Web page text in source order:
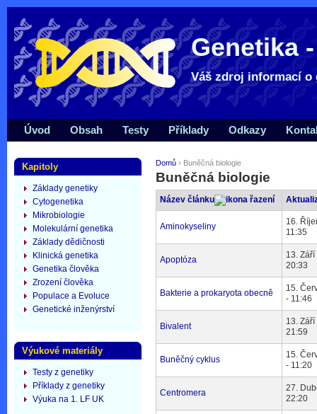
Genetika
Váš zdroj informací o
Domů › Buněčná biologie
Buněčná biologie
Název článku
Aminokyseliny
16.
11:35
Apoptóza
13.
20:33
Bakterie a prokaryota obecně
15.
- 11:46
Bivalent
13.
21:59
Buněčný cyklus
15.
- 11:20
Centromera
27.
22:20
Úvod Obsah Testy Příklady Odkazy
Kapitoly
Základy genetiky
Cytogenetika
Mikrobiologie
Molekulární genetika
Základy dědičnosti
Klinická genetika
Genetika člověka
Zrození člověka
Populace a Evoluce
Genetické inženýrství
Výukové materiály
Testy z genetiky
Příklady z genetiky
Výuka na 1. LF UK